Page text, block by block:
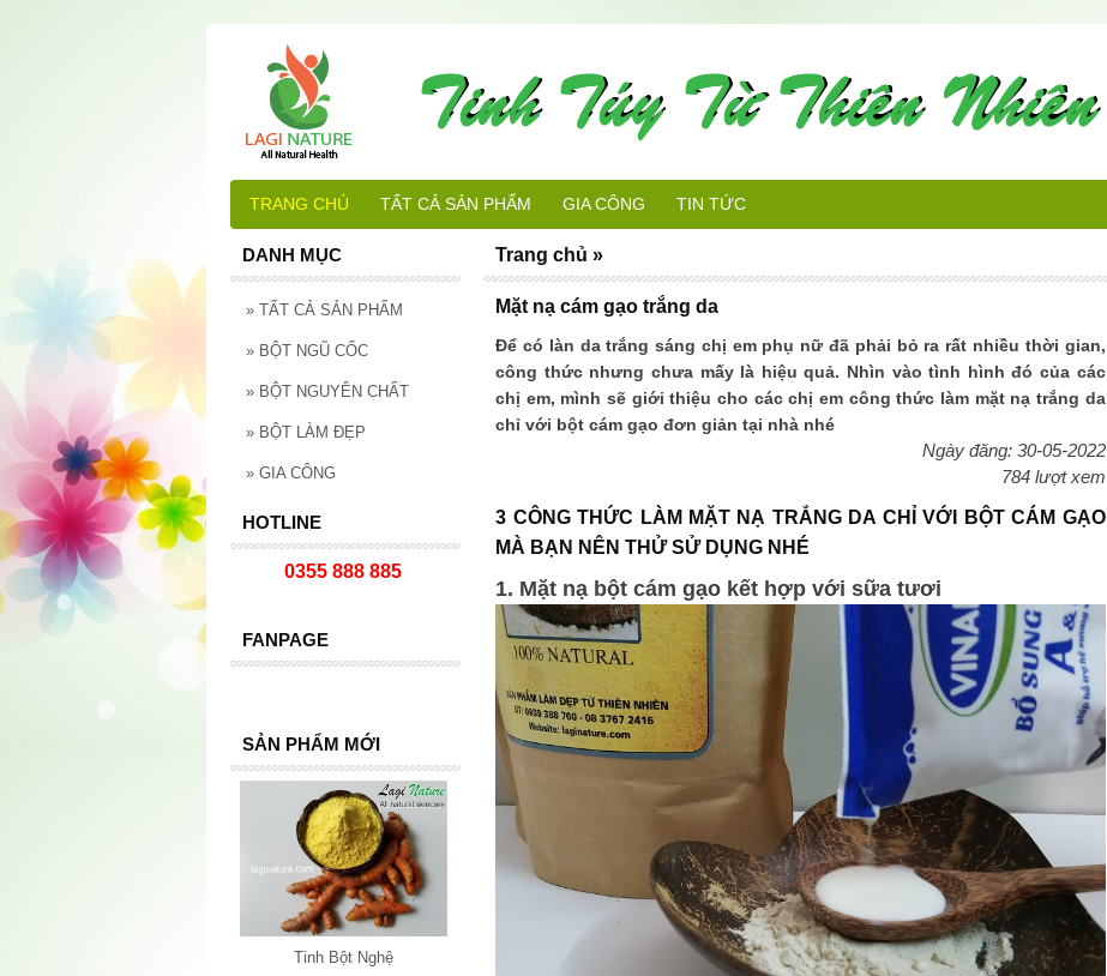
Mặt nạ cám gạo trắng da
Để có làn da trắng sáng chị em phụ nữ đã phải bỏ ra rất nhiều thời gian,
công thức nhưng chưa mấy là hiệu quả. Nhìn vào tình hình đó của các
chị em, mình sẽ giới thiệu cho các chị em công thức làm mặt nạ trắng da
chỉ với bột cám gạo đơn giản tại nhà nhé
Ngày đăng: 30-05-2022
784 lượt xem
3 CÔNG THỨC LÀM MẶT NẠ TRẮNG DA CHỈ VỚI BỘT CÁM GẠO
MÀ BẠN NÊN THỬ SỬ DỤNG NHÉ
1. Mặt nạ bột cám gạo kết hợp với sữa tươi
Trang chủ »
DANH MỤC
» TẤT CẢ SẢN PHẨM
» BỘT NGŨ CỐC
» BỘT NGUYÊN CHẤT
» BỘT LÀM ĐẸP
» GIA CÔNG
HOTLINE
0355 888 885
FANPAGE
SẢN PHẨM MỚI
Tinh Bột Nghệ
TRANG CHỦ TẤT CẢ SẢN PHẨM GIA CÔNG TIN TỨC